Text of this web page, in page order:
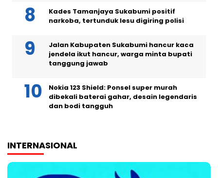
Kades Tamanjaya Sukabumi positif
narkoba, tertunduk lesu digiring polisi
Jalan Kabupaten Sukabumi hancur kaca
jendela ikut hancur, warga minta bupati
tanggung jawab
Nokia 123 Shield: Ponsel super murah
dibekali baterai gahar, desain legendaris
dan bodi tangguh
INTERNASIONAL